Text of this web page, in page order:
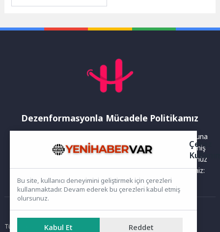
Dezenformasyonla Mücadele Politikamız
Yayınlanan haberler doğruluk ilkesi gözetilerek hazırlanır. Buna
rağmen bazı içeriklerde eksik, hatalı veya güncelliğini yitirmiş
bilgiler bulunabilir.Yanlış veya yanıltıcı olduğunu düşündüğünüz
haberleri aşağıdaki iletişim kanallarından bize bildirebilirsiniz:
Ana Sayfa
Tüm hakları saklıdır. Sitede yer alan içerikler izinsiz kopyalanamaz,
Çerez
Bu site, kullanıcı deneyimini geliştirmek için çerezleri
kullanmaktadır. Devam ederek bu çerezleri kabul etmiş
olursunuz.
Kabul Et Reddet